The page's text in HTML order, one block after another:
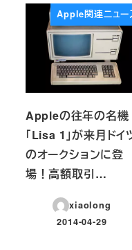
Apple関連ニュー
Appleの往年の名機
「Lisa 1」が来月ドイ
のオークションに登
場！高額取引…
xiaolong
投稿日
2014-04-29